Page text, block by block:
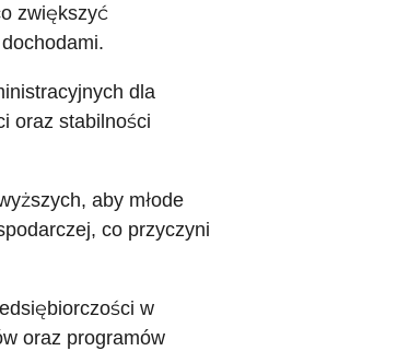
zwiększyć
dla
oraz stabilności
aby młode
co przyczyni
w
oraz programów